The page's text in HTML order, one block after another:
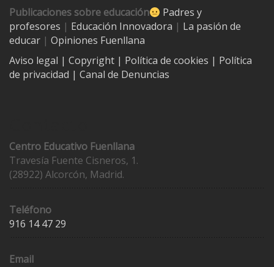
Publicaciones sobre educación
Padres y
profesores | Educación Innovadora | La pasión de
educar | Opiniones Fuenllana
Aviso legal | Copyright | Política de cookies | Política
de privacidad | Canal de Denuncias
Centro Educativo Fuenllana
Travesía Fuente Cisneros, 1.
(28922) Alcorcón, Madrid.
Teléfono
916 14 47 29
Email